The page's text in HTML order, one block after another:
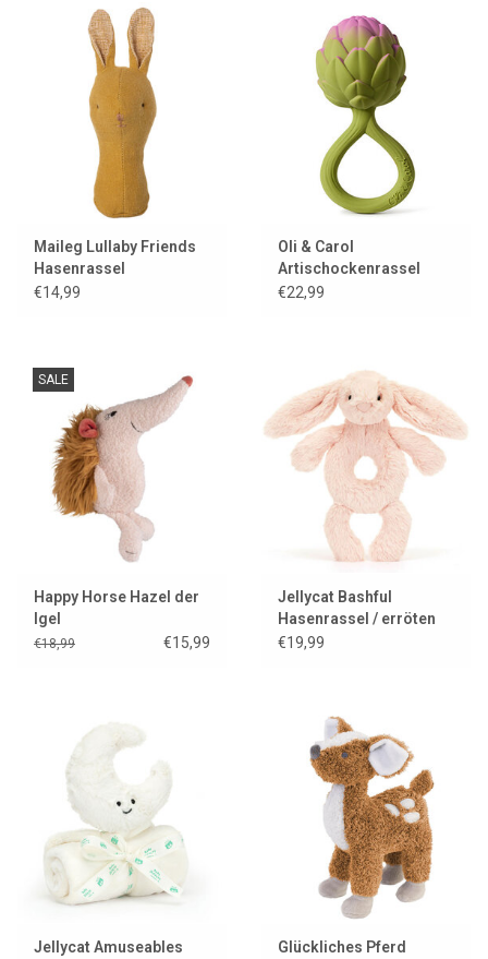
Maileg Lullaby Friends
Hasenrassel
€14,99
Oli & Carol
Artischockenrassel
€22,99
SALE
Happy Horse Hazel der
Igel
€18,99 €15,99
Jellycat Bashful
Hasenrassel / erröten
€19,99
Jellycat Amuseables
Glückliches Pferd